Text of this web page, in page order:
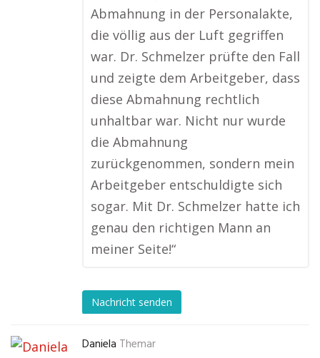
Abmahnung in der Personalakte,
die völlig aus der Luft gegriffen
war. Dr. Schmelzer prüfte den Fall
und zeigte dem Arbeitgeber, dass
diese Abmahnung rechtlich
unhaltbar war. Nicht nur wurde
die Abmahnung
zurückgenommen, sondern mein
Arbeitgeber entschuldigte sich
sogar. Mit Dr. Schmelzer hatte ich
genau den richtigen Mann an
meiner Seite!“
Nachricht senden
Daniela Themar